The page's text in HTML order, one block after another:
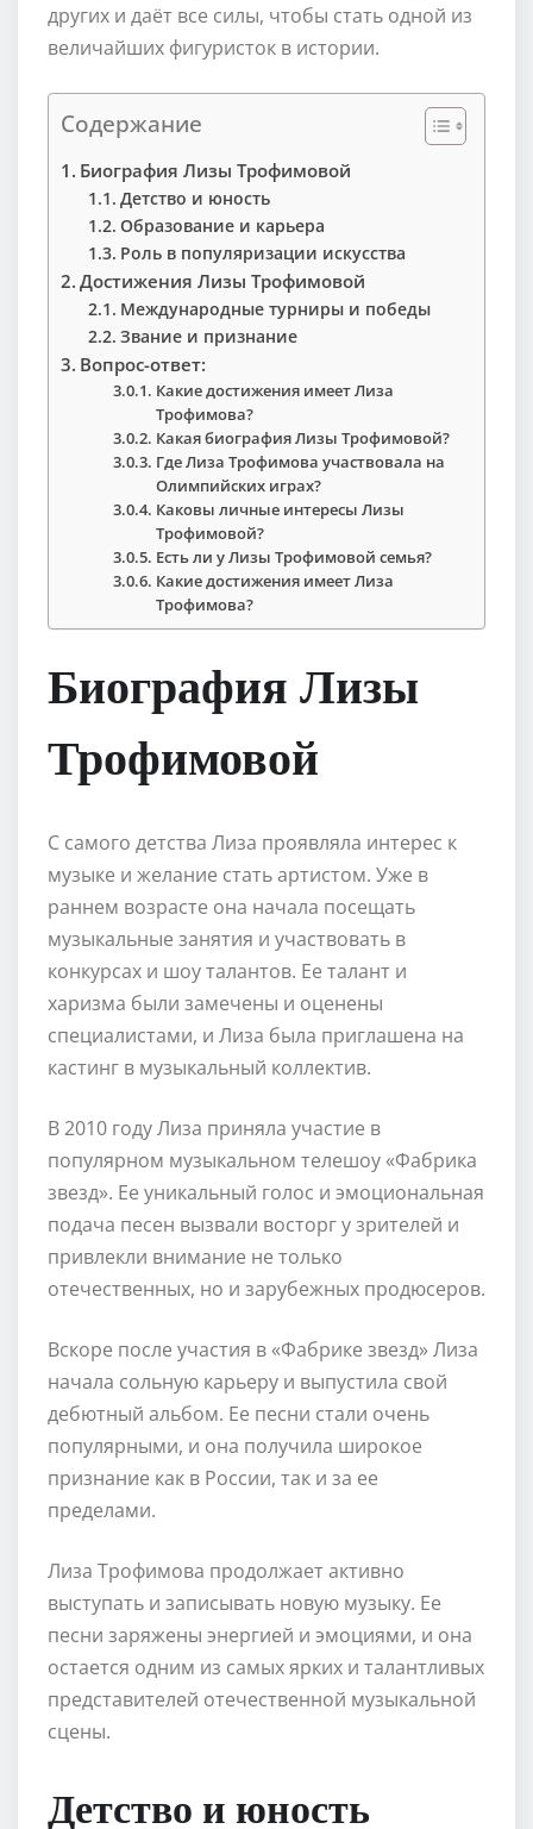
других и даёт все силы, чтобы стать одной из
величайших фигуристок в истории.
Содержание
Биография Лизы Трофимовой
Детство и юность
Образование и карьера
Роль в популяризации искусства
Достижения Лизы Трофимовой
Международные турниры и победы
Звание и признание
Вопрос-ответ:
Какие достижения имеет Лиза
Трофимова?
Какая биография Лизы Трофимовой?
Где Лиза Трофимова участвовала на
Олимпийских играх?
Каковы личные интересы Лизы
Трофимовой?
Есть ли у Лизы Трофимовой семья?
Какие достижения имеет Лиза
Трофимова?
Биография Лизы
Трофимовой
С самого детства Лиза проявляла интерес к
музыке и желание стать артистом. Уже в
раннем возрасте она начала посещать
музыкальные занятия и участвовать в
конкурсах и шоу талантов. Ее талант и
харизма были замечены и оценены
специалистами, и Лиза была приглашена на
кастинг в музыкальный коллектив.
В 2010 году Лиза приняла участие в
популярном музыкальном телешоу «Фабрика
звезд». Ее уникальный голос и эмоциональная
подача песен вызвали восторг у зрителей и
привлекли внимание не только
отечественных, но и зарубежных продюсеров.
Вскоре после участия в «Фабрике звезд» Лиза
начала сольную карьеру и выпустила свой
дебютный альбом. Ее песни стали очень
популярными, и она получила широкое
признание как в России, так и за ее
пределами.
Лиза Трофимова продолжает активно
выступать и записывать новую музыку. Ее
песни заряжены энергией и эмоциями, и она
остается одним из самых ярких и талантливых
представителей отечественной музыкальной
сцены.
Детство и юность